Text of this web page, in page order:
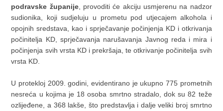
podravske županije, provoditi će akciju usmjerenu na nadzor
sudionika, koji sudjeluju u prometu pod utjecajem alkohola i
opojnih sredstava, kao i sprječavanje počinjenja KD i otkrivanja
počinitelja KD, sprječavanja narušavanja Javnog reda i mira i
počinjenja svih vrsta KD i prekršaja, te otkrivanje počinitelja svih
vrsta KD.
U protekloj 2009. godini, evidentirano je ukupno 775 prometnih
nesreća u kojima je 18 osoba smrtno stradalo, dok su 82 teže
ozlijeđene, a 368 lakše, što predstavlja i dalje veliki broj smrtno